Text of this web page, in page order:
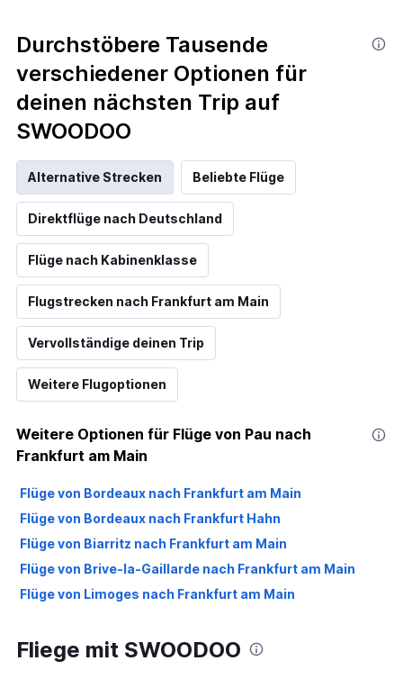
Durchstöbere Tausende
verschiedener Optionen für
deinen nächsten Trip auf
SWOODOO
Alternative Strecken Beliebte Flüge
Direktflüge nach Deutschland
Flüge nach Kabinenklasse
Flugstrecken nach Frankfurt am Main
Vervollständige deinen Trip
Weitere Flugoptionen
Weitere Optionen für Flüge von Pau nach
Frankfurt am Main
Flüge von Bordeaux nach Frankfurt am Main
Flüge von Bordeaux nach Frankfurt Hahn
Flüge von Biarritz nach Frankfurt am Main
Flüge von Brive-la-Gaillarde nach Frankfurt am Main
Flüge von Limoges nach Frankfurt am Main
Fliege mit SWOODOO